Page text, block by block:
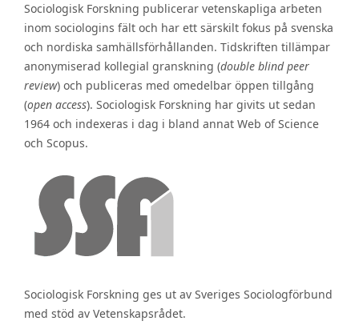
Sociologisk Forskning publicerar vetenskapliga arbeten
inom sociologins fält och har ett särskilt fokus på svenska
och nordiska samhällsförhållanden. Tidskriften tillämpar
anonymiserad kollegial granskning (double blind peer
review) och publiceras med omedelbar öppen tillgång
(open access). Sociologisk Forskning har givits ut sedan
1964 och indexeras i dag i bland annat Web of Science
och Scopus.
Sociologisk Forskning ges ut av Sveriges Sociologförbund
med stöd av Vetenskapsrådet.